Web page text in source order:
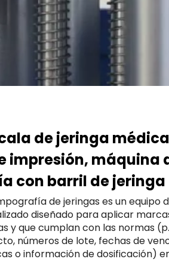
de jeringa
impresión, máquina
con barril de jeringa
de jeringas es un equipo
diseñado para aplicar
y que cumplan con las normas
números de lote, fechas de
o información de dosificación)